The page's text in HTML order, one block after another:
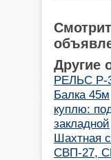
Другие
РЕЛЬС Р-
Балка 45м
куплю:
закладной
Шахтная
СВП-27,